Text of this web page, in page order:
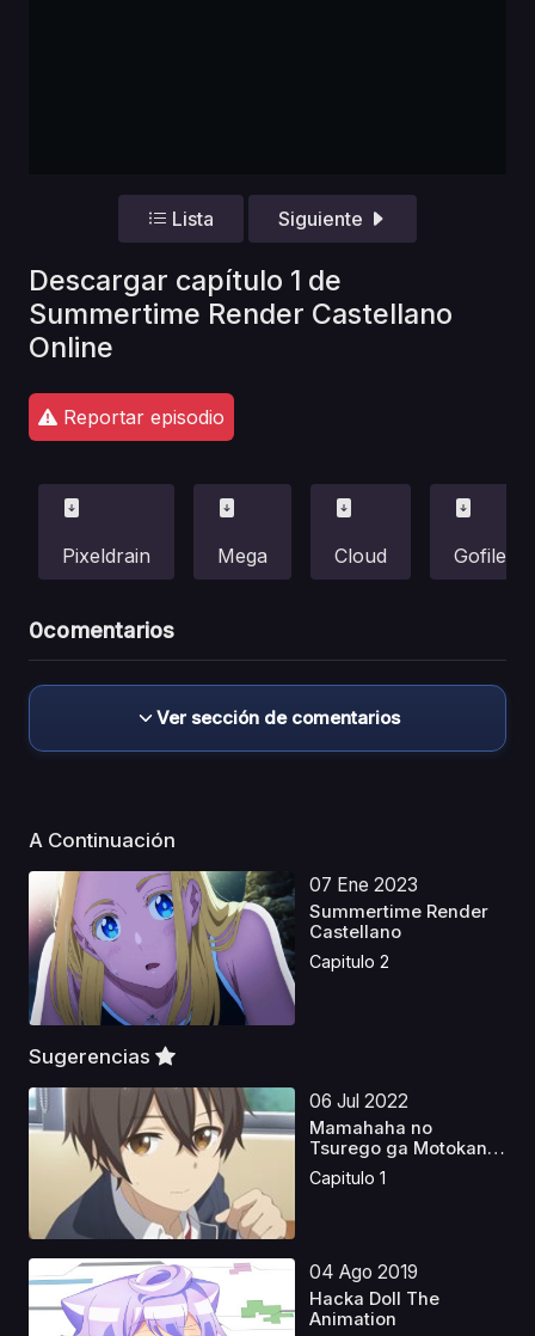
Lista Siguiente
Descargar capítulo 1 de
Summertime Render Castellano
Online
Reportar episodio
Pixeldrain Mega Cloud Gofile
0comentarios
Ver sección de comentarios
A Continuación
07 Ene 2023
Summertime Render
Castellano
Capitulo 2
Sugerencias
06 Jul 2022
Mamahaha no
Tsurego ga Motokano
datta
Capitulo 1
04 Ago 2019
Hacka Doll The
Animation